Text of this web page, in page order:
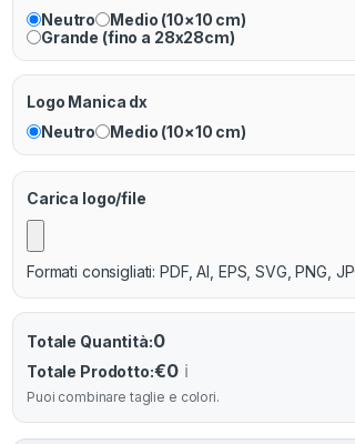
Neutro
Medio (10×10 cm)
Grande (fino a 28x28cm)
Logo Manica dx
Neutro
Medio (10×10 cm)
Carica logo/file
Formati consigliati: PDF, AI, EPS, SVG, PNG,
Totale Quantità:0
Totale Prodotto:€0 ℹ️
Puoi combinare taglie e colori.